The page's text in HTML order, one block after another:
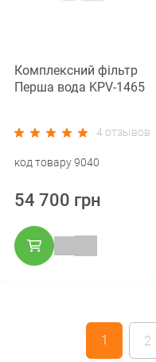
Комплексний фільтр
Перша вода KPV-1465
4 отзывов
код товару 9040
54 700 грн
1 2